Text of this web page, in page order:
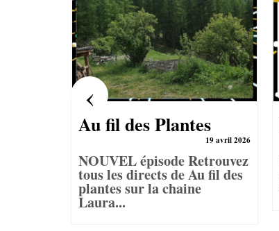
Au fil des Plantes
19 avril 2026
NOUVEL épisode Retrouvez
tous les directs de Au fil des
plantes sur la chaine
Laura...